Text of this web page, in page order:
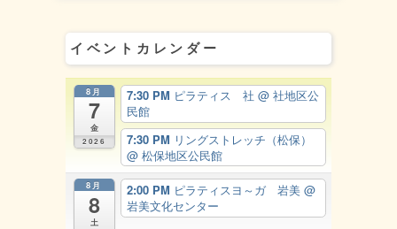
イベントカレンダー
8月
7
金
2026
7:30 PM ピラティス 社 @ 社地区公
民館
7:30 PM リングストレッチ（松保）
@ 松保地区公民館
8月
8
土
2:00 PM ピラティスヨ～ガ 岩美 @
岩美文化センター